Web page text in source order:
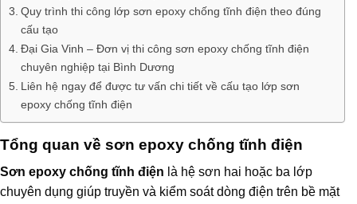
Quy trình thi công lớp sơn epoxy chống tĩnh điện theo đúng
cấu tạo
Đại Gia Vinh – Đơn vị thi công sơn epoxy chống tĩnh điện
chuyên nghiệp tại Bình Dương
Liên hệ ngay để được tư vấn chi tiết về cấu tạo lớp sơn
epoxy chống tĩnh điện
Tổng quan về sơn epoxy chống tĩnh điện
Sơn epoxy chống tĩnh điện là hệ sơn hai hoặc ba lớp
chuyên dụng giúp truyền và kiểm soát dòng điện trên bề mặt